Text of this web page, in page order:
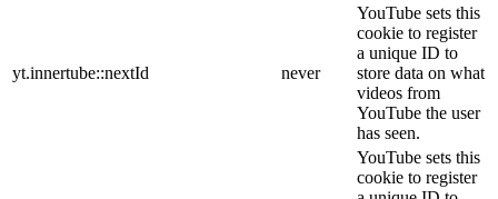
yt.innertube::nextId never
YouTube sets this
cookie to register
a unique ID to
store data on what
videos from
YouTube the user
has seen.
YouTube sets this
cookie to register